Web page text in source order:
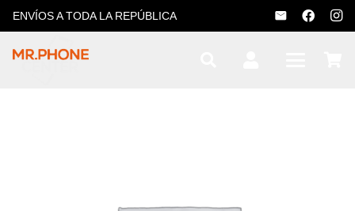
ENVÍOS A TODA LA REPÚBLICA